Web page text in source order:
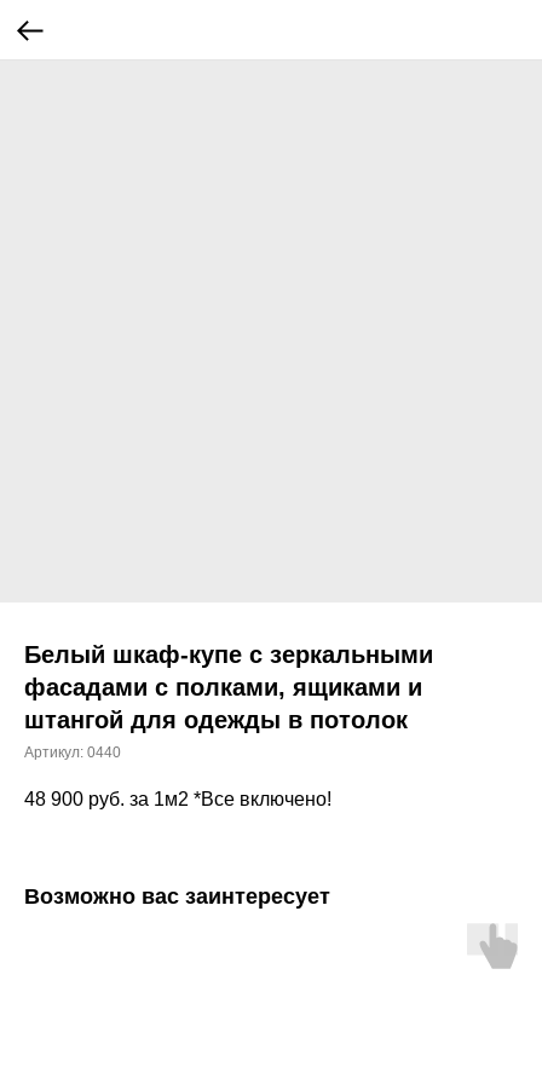
Белый шкаф-купе с зеркальными
фасадами с полками, ящиками и
штангой для одежды в потолок
Артикул: 0440
48 900 руб. за 1м2 *Все включено!
Возможно вас заинтересует